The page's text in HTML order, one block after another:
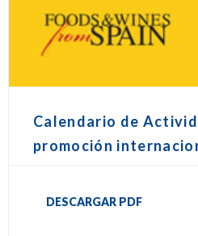
Calendario de
promoción
DESCARGAR PDF